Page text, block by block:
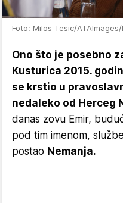
Foto: Milos Tesic/ATAImages/
Ono što je posebno
Kusturica 2015.
se krstio u
nedaleko od Herceg
danas zovu Emir,
pod tim imenom,
postao Nemanja.